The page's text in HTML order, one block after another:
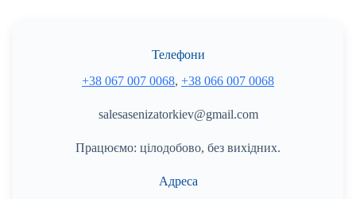
Телефони
+38 067 007 0068, +38 066 007 0068
salesasenizatorkiev@gmail.com
Працюємо: цілодобово, без вихідних.
Адреса